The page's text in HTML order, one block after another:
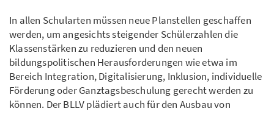
In allen Schularten müssen neue Planstellen geschaffen
werden, um angesichts steigender Schülerzahlen die
Klassenstärken zu reduzieren und den neuen
bildungspolitischen Herausforderungen wie etwa im
Bereich Integration, Digitalisierung, Inklusion, individuelle
Förderung oder Ganztagsbeschulung gerecht werden zu
können. Der BLLV plädiert auch für den Ausbau von